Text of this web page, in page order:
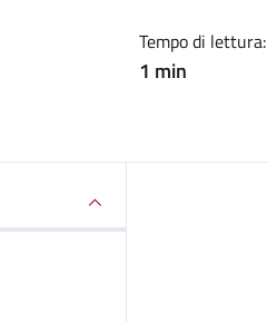
Tempo di lettura:
1 min